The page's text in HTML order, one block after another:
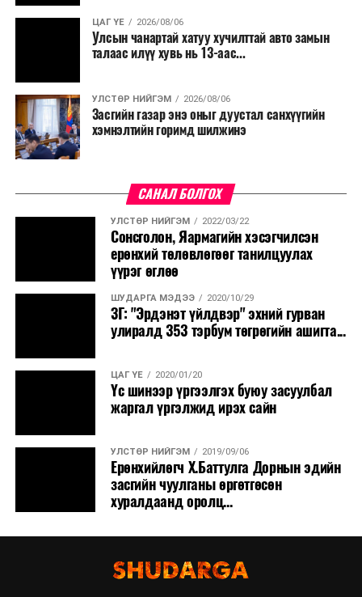
сургалтыг цахим хэлбэрт шилжүүлэх, төрийн албан
хаагчдыг зарим өдрүүдэд цахимаар ажиллуулах арга
хэмжээг үргэлжлүүлэхийг үүрэг болголоо.
Төсвийн сахилга бат сайжирч, эдийн засгийн нөхцөл
байдал хэвийн болсон тохиолдолд эдгээр
хязгаарлалтыг үе шаттайгаар сулруулах юм.
ЦАГ ҮЕ 2026/08/06
Улсын чанартай хатуу хучилттай авто замын
талаас илүү хувь нь 13-аас...
УЛСТӨР НИЙГЭМ 2026/08/06
Засгийн газар энэ оныг дуустал санхүүгийн
хэмнэлтийн горимд шилжинэ
САНАЛ БОЛГОХ
УЛСТӨР НИЙГЭМ 2022/03/22
Сонсголон, Яармагийн хэсэгчилсэн
ерөнхий төлөвлөгөөг танилцуулах
үүрэг өглөө
ШУДАРГА МЭДЭЭ 2020/10/29
ЗГ: "Эрдэнэт үйлдвэр" эхний гурван
улиралд 353 тэрбум төгрөгийн ашигта...
ЦАГ ҮЕ 2020/01/20
Үс шинээр үргээлгэх буюу засуулбал
жаргал үргэлжид ирэх сайн
УЛСТӨР НИЙГЭМ 2019/09/06
Ерөнхийлөгч Х.Баттулга Дорнын эдийн
засгийн чуулганы өргөтгөсөн
хуралдаанд оролц...